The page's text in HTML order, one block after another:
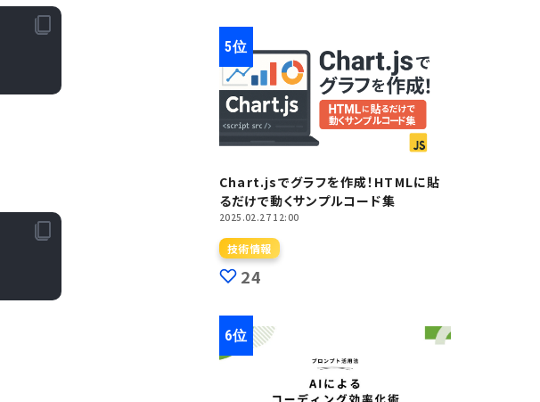
Chart.jsでグラフを作成！HTMLに貼
るだけで動くサンプルコード集
2025.02.27 12:00
技術情報
24